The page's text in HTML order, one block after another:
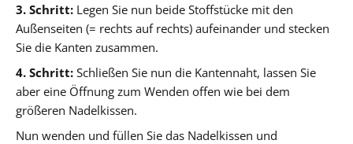
3. Schritt: Legen Sie nun beide Stoffstücke mit den
Außenseiten (= rechts auf rechts) aufeinander und stecken
Sie die Kanten zusammen.
4. Schritt: Schließen Sie nun die Kantennaht, lassen Sie
aber eine Öffnung zum Wenden offen wie bei dem
größeren Nadelkissen.
Nun wenden und füllen Sie das Nadelkissen und